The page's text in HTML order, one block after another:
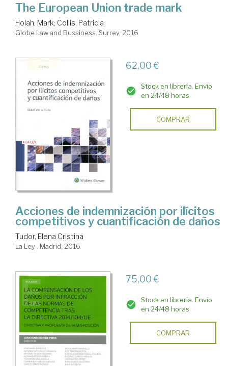
The European Union trade mark
Holah, Mark; Collis, Patricia
Globe Law and Bussiness. Surrey, 2016
62,00 €
Stock en librería. Envío
en 24/48 horas
COMPRAR
Acciones de indemnización por ilícitos
competitivos y cuantificación de daños
Tudor, Elena Cristina
La Ley . Madrid, 2016
75,00 €
Stock en librería. Envío
en 24/48 horas
COMPRAR